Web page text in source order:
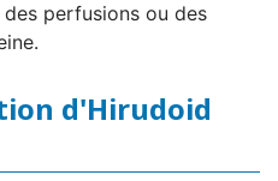
perfusions ou des
d'Hirudoid